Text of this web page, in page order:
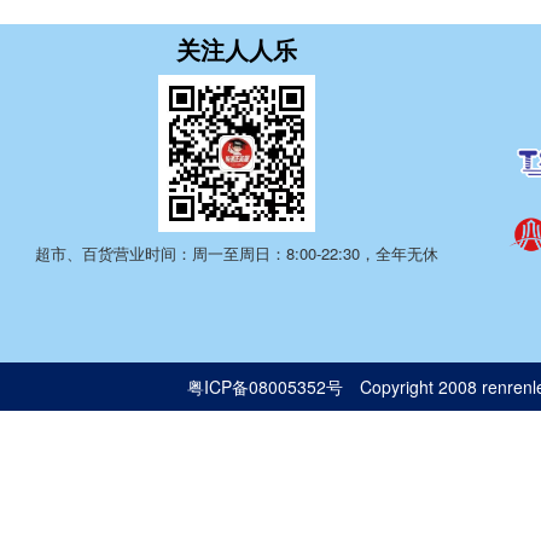
关注人人乐
超市、百货营业时间：周一至周日：8:00-22:30，全年无休
粤ICP备08005352号Copyright 2008